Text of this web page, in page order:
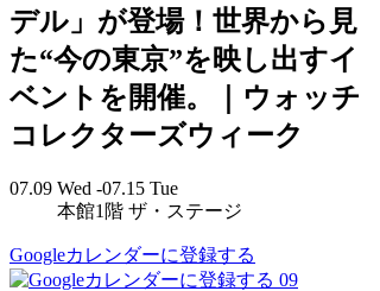
デル」が登場！世界から見
た“今の東京”を映し出すイ
ベントを開催。｜ウォッチ
コレクターズウィーク
07.09 Wed -07.15 Tue
本館1階 ザ・ステージ
Googleカレンダーに登録する
09